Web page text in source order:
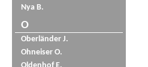
Nya B.
O
Oberländer J.
Ohneiser O.